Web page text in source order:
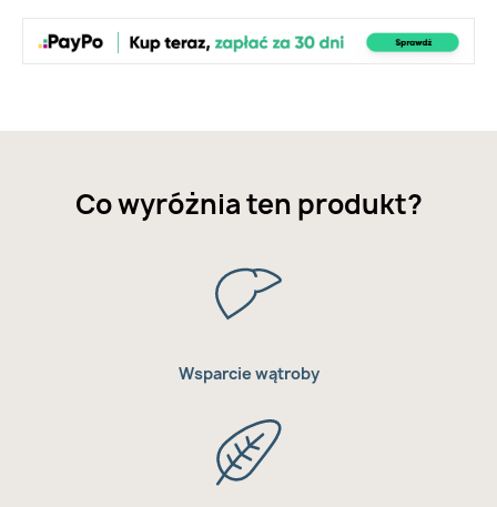
Co wyróżnia ten produkt?
Wsparcie wątroby